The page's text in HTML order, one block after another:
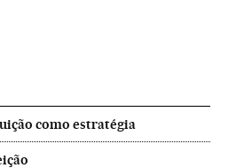
como estratégia